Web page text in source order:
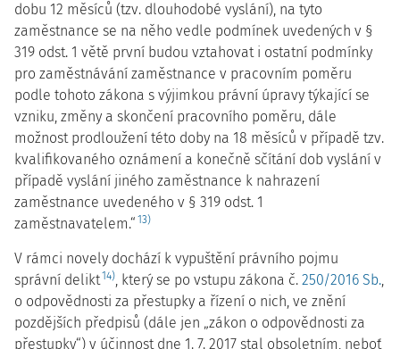
dobu 12 měsíců (tzv. dlouhodobé vyslání), na tyto
zaměstnance se na něho vedle podmínek uvedených v §
319 odst. 1 větě první budou vztahovat i ostatní podmínky
pro zaměstnávání zaměstnance v pracovním poměru
podle tohoto zákona s výjimkou právní úpravy týkající se
vzniku, změny a skončení pracovního poměru, dále
možnost prodloužení této doby na 18 měsíců v případě tzv.
kvalifikovaného oznámení a konečně sčítání dob vyslání v
případě vyslání jiného zaměstnance k nahrazení
zaměstnance uvedeného v § 319 odst. 1
zaměstnavatelem.“ 13)
V rámci novely dochází k vypuštění právního pojmu
správní delikt14), který se po vstupu zákona č. 250/2016 Sb.,
o odpovědnosti za přestupky a řízení o nich, ve znění
pozdějších předpisů (dále jen „zákon o odpovědnosti za
přestupky“) v účinnost dne 1. 7. 2017 stal obsoletním, neboť